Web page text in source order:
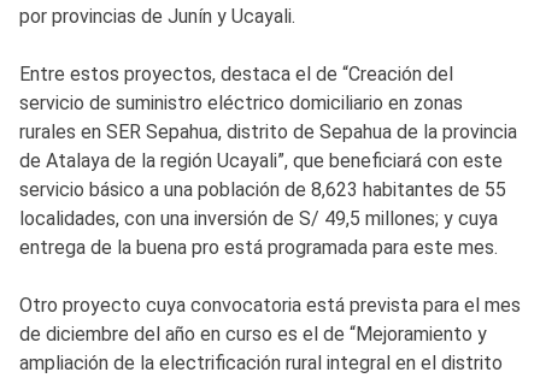
por provincias de Junín y Ucayali.
Entre estos proyectos, destaca el de “Creación del
servicio de suministro eléctrico domiciliario en zonas
rurales en SER Sepahua, distrito de Sepahua de la provincia
de Atalaya de la región Ucayali”, que beneficiará con este
servicio básico a una población de 8,623 habitantes de 55
localidades, con una inversión de S/ 49,5 millones; y cuya
entrega de la buena pro está programada para este mes.
Otro proyecto cuya convocatoria está prevista para el mes
de diciembre del año en curso es el de “Mejoramiento y
ampliación de la electrificación rural integral en el distrito